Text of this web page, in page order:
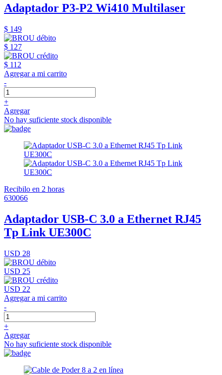
Adaptador P3-P2 Wi410 Multilaser
$ 149
$ 127
$ 112
Agregar a mi carrito
-
+
Agregar
No hay suficiente stock disponible
Recibilo en 2 horas
630066
Adaptador USB-C 3.0 a Ethernet RJ45
Tp Link UE300C
USD 28
USD 25
USD 22
Agregar a mi carrito
-
+
Agregar
No hay suficiente stock disponible